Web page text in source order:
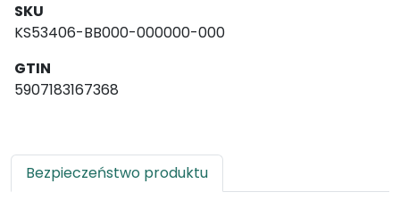
SKU
KS53406-BB000-000000-000
GTIN
5907183167368
Bezpieczeństwo produktu